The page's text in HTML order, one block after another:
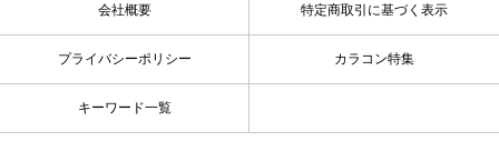
会社概要 特定商取引に基づく表示
プライバシーポリシー カラコン特集
キーワード一覧